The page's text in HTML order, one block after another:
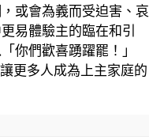
或會為義而受迫害、哀
易體驗主的臨在和引
你們歡喜踴躍罷！」
更多人成為上主家庭的